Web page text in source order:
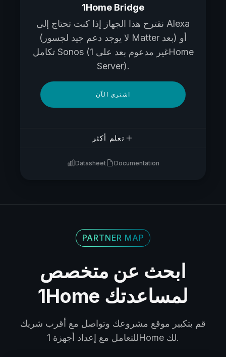
1Home Bridge
نقترح هذا الجهاز إذا كنت تحتاج إلى Alexa
(لا يوجد دعم جيد لجسور Matter بعد) أو
تكامل Sonos (غير مدعوم بعد على 1Home
Server).
اشتري الآن
تعلم أكثر
Datasheet Documentation
PARTNER MAP
ابحث عن متخصص
1Home لمساعدتك
قم بتكبير موقع مشروعك وتواصل مع أقرب شريك
للتعامل مع إعداد أجهزة 1Home لك.